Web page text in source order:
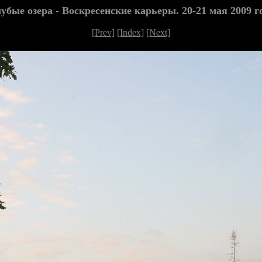
озера - Воскресенские карьеры. 20-21 мая 2009
[Prev] [Index] [Next]